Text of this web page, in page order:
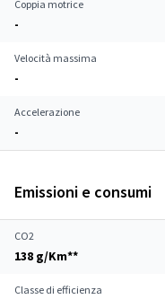
Coppia motrice
-
Velocità massima
-
Accelerazione
-
Emissioni e consumi
CO2
138 g/Km**
Classe di efficienza